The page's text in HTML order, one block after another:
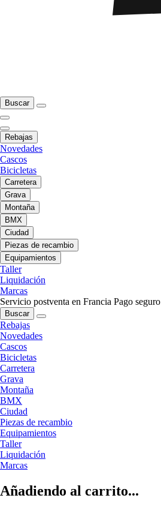
Buscar
Rebajas
Novedades
Cascos
Bicicletas
Carretera
Grava
Montaña
BMX
Ciudad
Piezas de recambio
Equipamientos
Taller
Liquidación
Marcas
Servicio postventa en Francia Pago seguro
Buscar
Rebajas
Novedades
Cascos
Bicicletas
Carretera
Grava
Montaña
BMX
Ciudad
Piezas de recambio
Equipamientos
Taller
Liquidación
Marcas
Añadiendo al carrito...